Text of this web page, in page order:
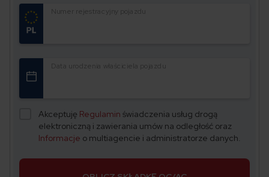
Numer rejestracyjny pojazdu
Data urodzenia właściciela pojazdu
Akceptuję Regulamin świadczenia usług drogą
elektroniczną i zawierania umów na odległość oraz
Informacje o multiagencie i administratorze danych.